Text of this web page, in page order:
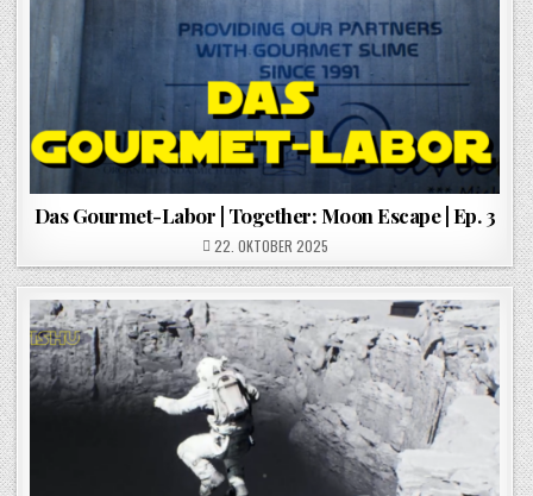
Das Gourmet-Labor | Together: Moon Escape | Ep. 3
POSTED ON
22. OKTOBER 2025